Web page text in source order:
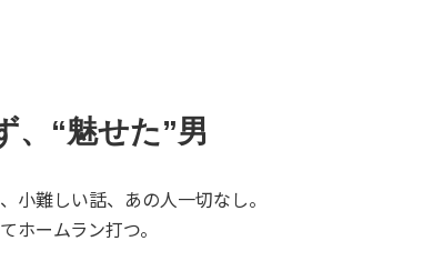
、“魅せた”男
小難しい話、あの人一切なし。
ホームラン打つ。